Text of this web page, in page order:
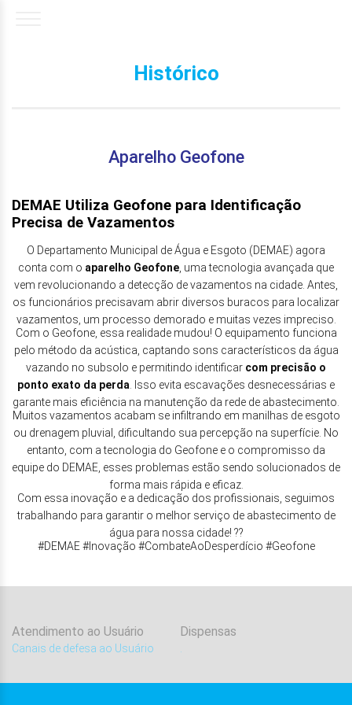
Histórico
Aparelho Geofone
DEMAE Utiliza Geofone para Identificação
Precisa de Vazamentos
O Departamento Municipal de Água e Esgoto (DEMAE) agora
conta com o aparelho Geofone, uma tecnologia avançada que
vem revolucionando a detecção de vazamentos na cidade. Antes,
os funcionários precisavam abrir diversos buracos para localizar
vazamentos, um processo demorado e muitas vezes impreciso.
Com o Geofone, essa realidade mudou! O equipamento funciona
pelo método da acústica, captando sons característicos da água
vazando no subsolo e permitindo identificar com precisão o
ponto exato da perda. Isso evita escavações desnecessárias e
garante mais eficiência na manutenção da rede de abastecimento.
Muitos vazamentos acabam se infiltrando em manilhas de esgoto
ou drenagem pluvial, dificultando sua percepção na superfície. No
entanto, com a tecnologia do Geofone e o compromisso da
equipe do DEMAE, esses problemas estão sendo solucionados de
forma mais rápida e eficaz.
Com essa inovação e a dedicação dos profissionais, seguimos
trabalhando para garantir o melhor serviço de abastecimento de
água para nossa cidade! ??
#DEMAE #Inovação #CombateAoDesperdício #Geofone
Atendimento ao Usuário
Canais de defesa ao Usuário
Dispensas
.